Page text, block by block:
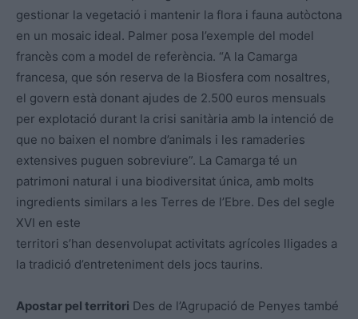
gestionar la vegetació i mantenir la flora i fauna autòctona
en un mosaic ideal. Palmer posa l’exemple del model
francès com a model de referència. “A la Camarga
francesa, que són reserva de la Biosfera com nosaltres,
el govern està donant ajudes de 2.500 euros mensuals
per explotació durant la crisi sanitària amb la intenció de
que no baixen el nombre d’animals i les ramaderies
extensives puguen sobreviure”. La Camarga té un
patrimoni natural i una biodiversitat única, amb molts
ingredients similars a les Terres de l’Ebre. Des del segle
XVI en este
territori s’han desenvolupat activitats agrícoles lligades a
la tradició d’entreteniment dels jocs taurins.
Apostar pel territori Des de l’Agrupació de Penyes també